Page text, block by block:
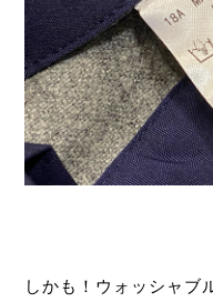
しかも！ウォッシャブ